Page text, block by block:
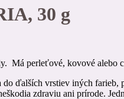
30 g
Má perleťové, kovové alebo
ďalších vrstiev iných
zdraviu ani prírode.